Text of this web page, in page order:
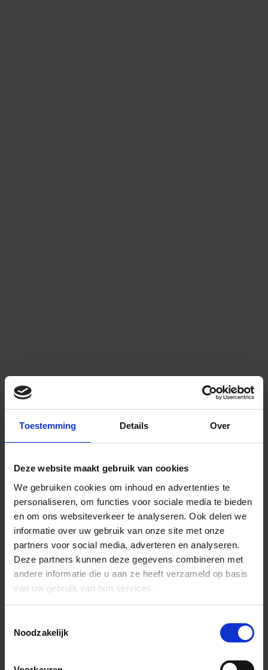
Toestemming Details Over
Deze website maakt gebruik van cookies
We gebruiken cookies om inhoud en advertenties te
personaliseren, om functies voor sociale media te bieden
en om ons websiteverkeer te analyseren. Ook delen we
informatie over uw gebruik van onze site met onze
partners voor social media, adverteren en analyseren.
Deze partners kunnen deze gegevens combineren met
andere informatie die u aan ze heeft verzameld op basis
van uw gebruik van hun services.
Noodzakelijk